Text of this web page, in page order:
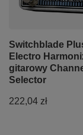
Switchblade
Electro
gitarowy
Selector
222,04 zł